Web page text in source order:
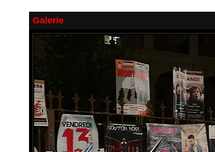
Galerie